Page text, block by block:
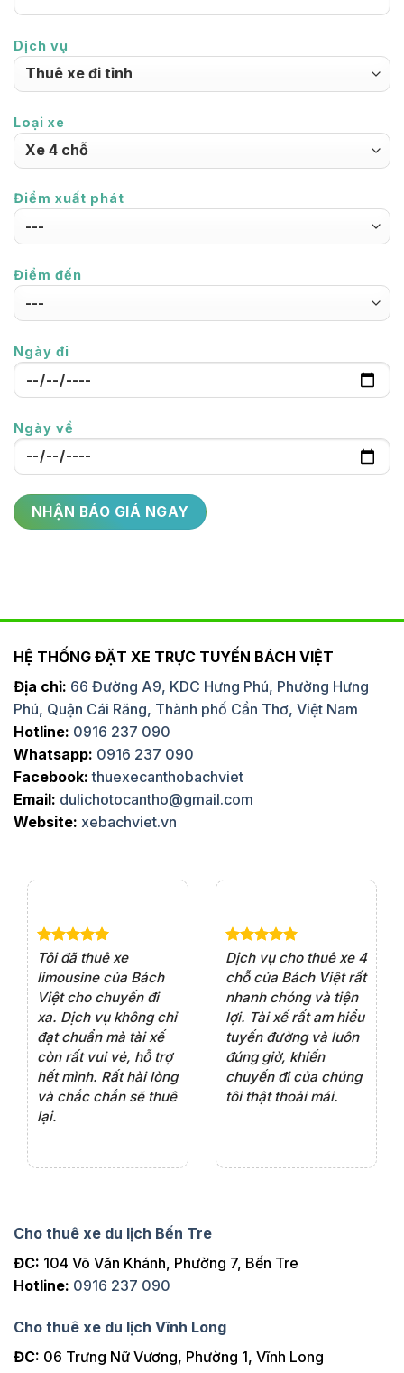
Dịch vụ
Loại xe
Điểm xuất phát
Điểm đến
Ngày đi
Ngày về
HỆ THỐNG ĐẶT XE TRỰC TUYẾN BÁCH VIỆT
Địa chỉ: 66 Đường A9, KDC Hưng Phú, Phường Hưng
Phú, Quận Cái Răng, Thành phố Cần Thơ, Việt Nam
Hotline: 0916 237 090
Whatsapp: 0916 237 090
Facebook: thuexecanthobachviet
Email: dulichotocantho@gmail.com
Website: xebachviet.vn
Dịch vụ cho thuê xe 7
chỗ của Bách Việt rất
chuyên nghiệp,đặc
biệt tài xế rất nhiệt
tình vui vẻ,sẽ ủng hộ
thường xuyên
Lần đầu thuê xe 16
chỗ tại Bách Việt, tôi
rất hài lòng với chất
lượng xe và sự
chuyên nghiệp của
tài xế. Dịch vụ tận
tâm, chu đáo, sẽ tiếp
tục sử dụng trong
Cho thuê xe du lịch Bến Tre
ĐC: 104 Võ Văn Khánh, Phường 7, Bến Tre
Hotline: 0916 237 090
Cho thuê xe du lịch Vĩnh Long
ĐC: 06 Trưng Nữ Vương, Phường 1, Vĩnh Long